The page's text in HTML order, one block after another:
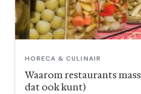
HORECA & CULINAIR
Waarom restaurants
dat ook kunt)